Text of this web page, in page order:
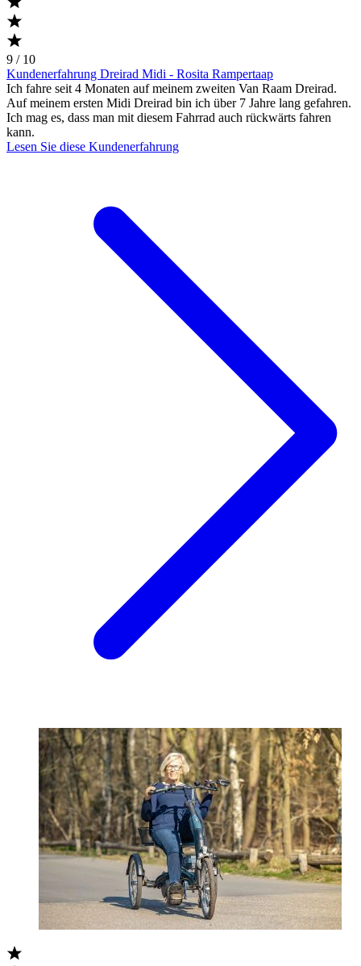
9 / 10
Kundenerfahrung Dreirad Midi - Rosita Rampertaap
Ich fahre seit 4 Monaten auf meinem zweiten Van Raam Dreirad.
Auf meinem ersten Midi Dreirad bin ich über 7 Jahre lang gefahren.
Ich mag es, dass man mit diesem Fahrrad auch rückwärts fahren
kann.
Lesen Sie diese Kundenerfahrung